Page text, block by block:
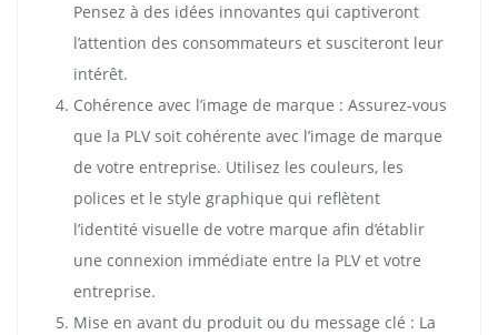
Pensez à des idées innovantes qui captiveront
l’attention des consommateurs et susciteront leur
intérêt.
Cohérence avec l’image de marque : Assurez-vous
que la PLV soit cohérente avec l’image de marque
de votre entreprise. Utilisez les couleurs, les
polices et le style graphique qui reflètent
l’identité visuelle de votre marque afin d’établir
une connexion immédiate entre la PLV et votre
entreprise.
Mise en avant du produit ou du message clé : La